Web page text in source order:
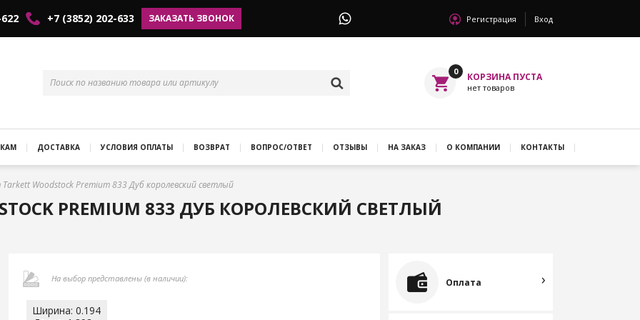
+7 (3852) 202-633 ЗАКАЗАТЬ ЗВОНОК Регистрация Вход
0
ДОСТАВКА УСЛОВИЯ ОПЛАТЫ ВОЗВРАТ ВОПРОС/ОТВЕТ ОТЗЫВЫ НА ЗАКАЗ О КОМПАНИИ КОНТАКТЫ
Woodstock Premium 833 Дуб королевский светлый
PREMIUM 833 ДУБ КОРОЛЕВСКИЙ СВЕТЛЫЙ
На выбор представлены (в наличии):
Ширина: 0.194
Оплата